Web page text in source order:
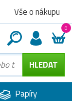
Vše o nákupu
0
Papíry